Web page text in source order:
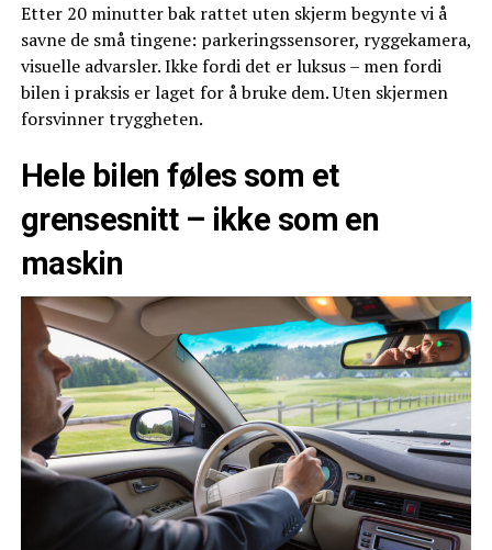
Etter 20 minutter bak rattet uten skjerm begynte vi å
savne de små tingene: parkeringssensorer, ryggekamera,
visuelle advarsler. Ikke fordi det er luksus – men fordi
bilen i praksis er laget for å bruke dem. Uten skjermen
forsvinner tryggheten.
Hele bilen føles som et
grensesnitt – ikke som en
maskin